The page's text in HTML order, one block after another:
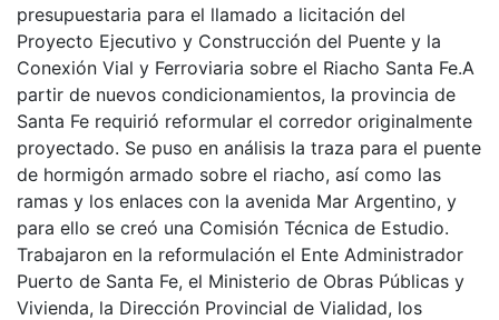
presupuestaria para el llamado a licitación del
Proyecto Ejecutivo y Construcción del Puente y la
Conexión Vial y Ferroviaria sobre el Riacho Santa Fe.A
partir de nuevos condicionamientos, la provincia de
Santa Fe requirió reformular el corredor originalmente
proyectado. Se puso en análisis la traza para el puente
de hormigón armado sobre el riacho, así como las
ramas y los enlaces con la avenida Mar Argentino, y
para ello se creó una Comisión Técnica de Estudio.
Trabajaron en la reformulación el Ente Administrador
Puerto de Santa Fe, el Ministerio de Obras Públicas y
Vivienda, la Dirección Provincial de Vialidad, los